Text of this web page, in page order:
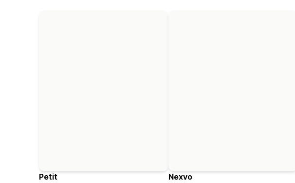
Petit Nexvo